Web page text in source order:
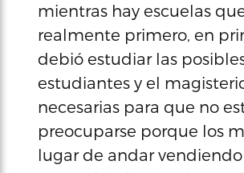
mientras hay escuelas
realmente primero, en
debió estudiar las
estudiantes y el
necesarias para que no
preocuparse porque los
lugar de andar